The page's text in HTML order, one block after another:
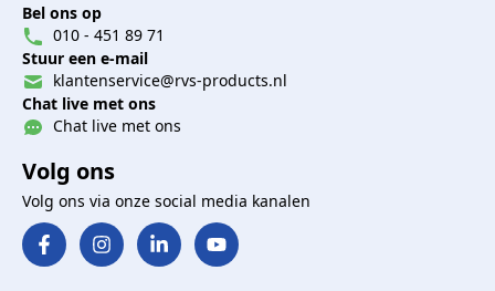
Bel ons op
010 - 451 89 71
Stuur een e-mail
klantenservice@rvs-products.nl
Chat live met ons
Chat live met ons
Volg ons
Volg ons via onze social media kanalen